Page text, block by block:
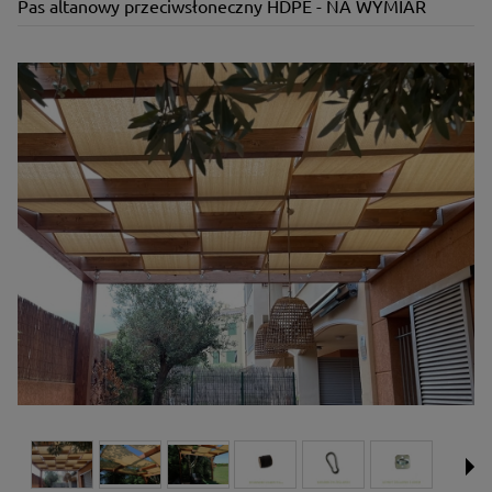
Pas altanowy przeciwsłoneczny HDPE - NA WYMIAR